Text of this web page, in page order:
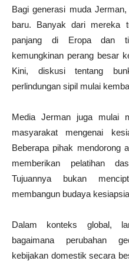
Bagi generasi muda
baru. Banyak dari mereka
panjang di Eropa dan
kemungkinan perang besar
Kini, diskusi tentang
perlindungan sipil mulai
Media Jerman juga mulai
masyarakat mengenai
Beberapa pihak mendorong
memberikan pelatihan
Tujuannya bukan
membangun budaya
Dalam konteks global,
bagaimana perubahan
kebijakan domestik secara